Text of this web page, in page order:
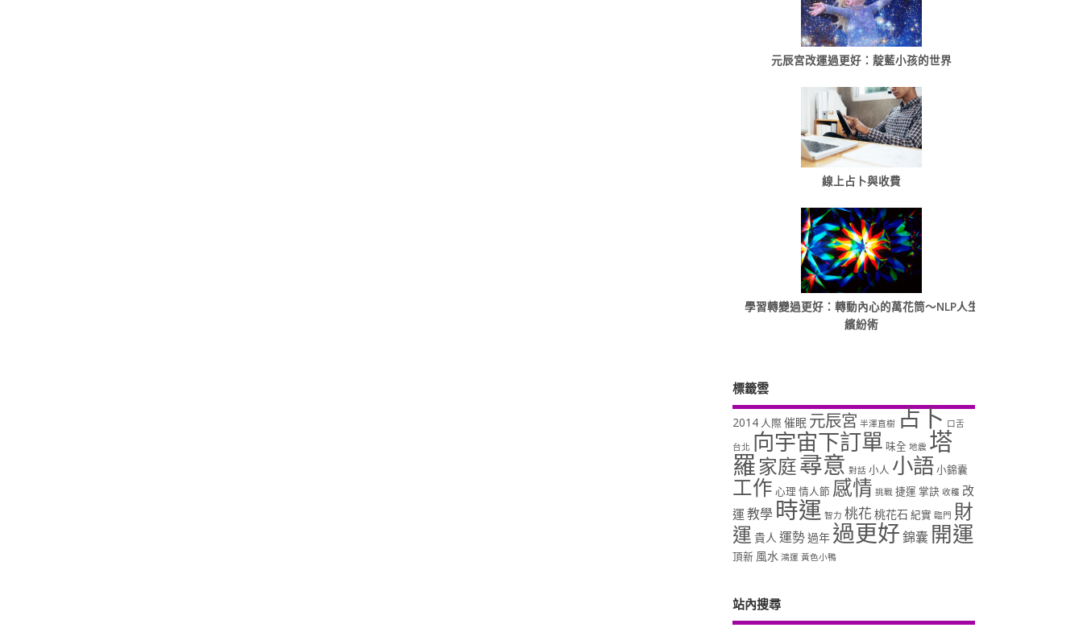
元辰宮改運過更好：靛藍小孩的世界
線上占卜與收費
學習轉變過更好：轉動內心的萬花筒～NLP人生
繽紛術
標籤雲
2014 人際 催眠 元辰宮 半澤直樹 占卜 口舌
台北 向宇宙下訂單 味全 地震 塔
羅家庭尋意 對話 小人 小語 小錦囊
工作 心理 情人節 感情 挑戰 捷運 掌訣 收穫 改
運 教學 時運 智力 桃花 桃花石 紀實 臨門 財
運 貴人 運勢過年 過更好錦囊 開運
頂新 風水 鴻運 黃色小鴨
站內搜尋